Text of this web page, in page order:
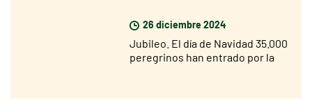
26 diciembre 2024
Jubileo. El día de Navidad 35.000
peregrinos han entrado por la